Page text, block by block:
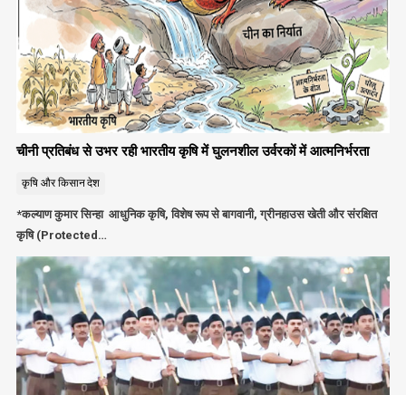
चीनी प्रतिबंध से उभर रही भारतीय कृषि में घुलनशील उर्वरकों में आत्मनिर्भरता
कृषि और किसानदेश
*कल्याण कुमार सिन्हा आधुनिक कृषि, विशेष रूप से बागवानी, ग्रीनहाउस खेती और संरक्षित
कृषि (Protected…